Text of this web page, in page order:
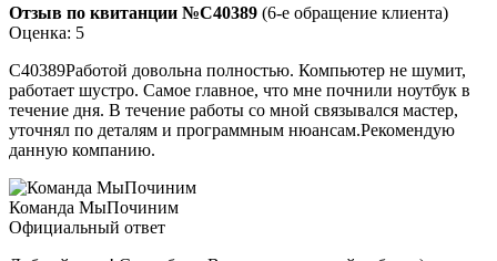
Отзыв по квитанции №C40389 (6-е обращение клиента)
Оценка: 5
C40389Работой довольна полностью. Компьютер не шумит,
работает шустро. Самое главное, что мне почнили ноутбук в
течение дня. В течение работы со мной связывался мастер,
уточнял по деталям и программным нюансам.Рекомендую
данную компанию.
Команда МыПочиним
Официальный ответ